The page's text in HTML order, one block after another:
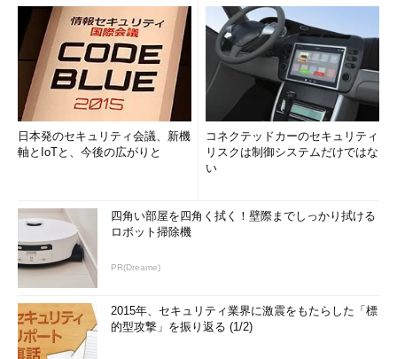
日本発のセキュリティ会議、新機
軸とIoTと、今後の広がりと
コネクテッドカーのセキュリティ
リスクは制御システムだけではな
い
四角い部屋を四角く拭く！壁際までしっかり拭ける
ロボット掃除機
PR(Dreame)
2015年、セキュリティ業界に激震をもたらした「標
的型攻撃」を振り返る (1/2)